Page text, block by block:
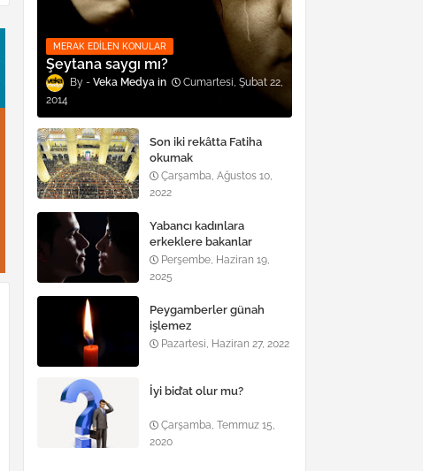
MERAK EDILEN KONULAR
Şeytana saygı mı?
Veka Medya
Cumartesi, Şubat 22,
2014
Son iki rekâtta Fatiha
okumak
Çarşamba, Ağustos 10,
2022
Yabancı kadınlara
erkeklere bakanlar
Perşembe, Haziran 19,
2025
Peygamberler günah
işlemez
Pazartesi, Haziran 27, 2022
İyi bid’at olur mu?
Çarşamba, Temmuz 15,
2020